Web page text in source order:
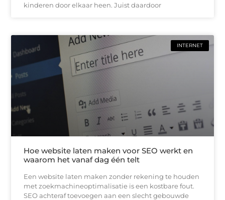
kinderen door elkaar heen. Juist daardoor
INTERNET
Hoe website laten maken voor SEO werkt en
waarom het vanaf dag één telt
Een website laten maken zonder rekening te houden
met zoekmachineoptimalisatie is een kostbare fout.
SEO achteraf toevoegen aan een slecht gebouwde